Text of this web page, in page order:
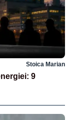
Stoica Marian
9